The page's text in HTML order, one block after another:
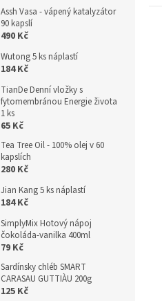
Assh Vasa - vápený katalyzátor
90 kapslí
490 Kč
Wutong 5 ks náplastí
184 Kč
TianDe Denní vložky s
fytomembránou Energie života
1 ks
65 Kč
Tea Tree Oil - 100% olej v 60
kapslích
280 Kč
Jian Kang 5 ks náplastí
184 Kč
SimplyMix Hotový nápoj
čokoláda-vanilka 400ml
79 Kč
Sardínsky chléb SMART
CARASAU GUTTIÀU 200g
125 Kč